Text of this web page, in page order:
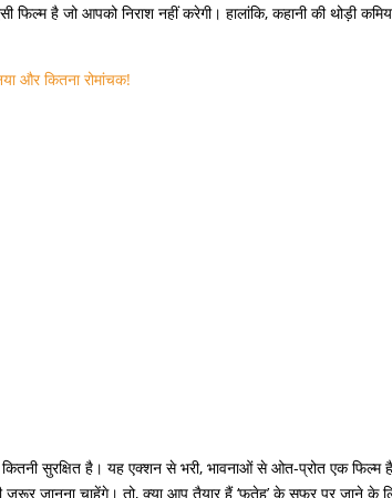
है जो आपको निराश नहीं करेगी। हालांकि, कहानी की थोड़ी
और कितना रोमांचक!
सुरक्षित है। यह एक्शन से भरी, भावनाओं से ओत-प्रोत एक फिल्म
जानना चाहेंगे। तो, क्या आप तैयार हैं ‘फतेह’ के सफर पर जाने के